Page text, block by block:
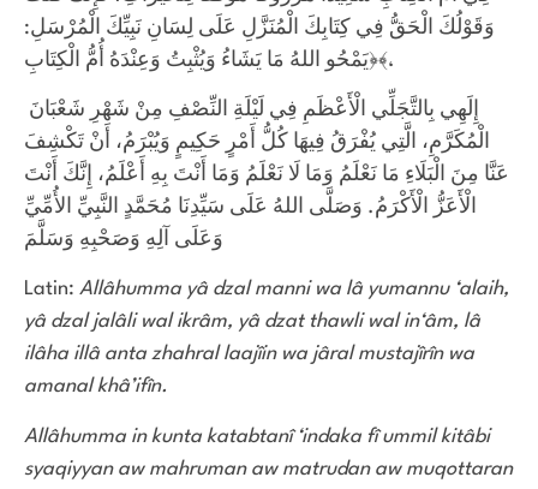
وَقَوْلُكَ الْحَقُّ فِي كِتَابِكَ الْمُنَزَّلِ عَلَى لِسَانِ نَبِيِّكَ الْمُرْسَلِ:
﴿يَمْحُو اللهُ مَا يَشَاءُ وَيُثْبِتُ وَعِنْدَهُ أُمُّ الْكِتَابِ﴾،
الْمُكَرَّمِ، الَّتِي يُفْرَقُ فِيهَا كُلُّ أَمْرٍ حَكِيمٍ وَيُبْرَمُ، أَنْ تَكْشِفَ
عَنَّا مِنَ الْبَلَاءِ مَا نَعْلَمُ وَمَا لَا نَعْلَمُ وَمَا أَنْتَ بِهِ أَعْلَمُ، إِنَّكَ أَنْتَ
الْأَعَزُّ الْأَكْرَمُ. وَصَلَّى اللهُ عَلَى سَيِّدِنَا مُحَمَّدٍ النَّبِيِّ الأُمِّيِّ
وَعَلَى آلِهِ وَصَحْبِهِ وَسَلَّمَ
Latin: Allâhumma yâ dzal manni wa lâ yumannu ‘alaih,
yâ dzal jalâli wal ikrâm, yâ dzat thawli wal in‘âm, lâ
ilâha illâ anta zhahral laajîin wa jâral mustajîrîn wa
amanal khâ’ifîn.
Allâhumma in kunta katabtanî ‘indaka fî ummil kitâbi
syaqiyyan aw mahruman aw matrudan aw muqottaran